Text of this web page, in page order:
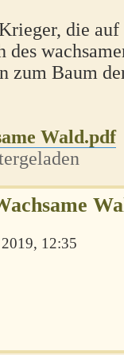
die auf
zum Baum
Wald.pdf
12:35